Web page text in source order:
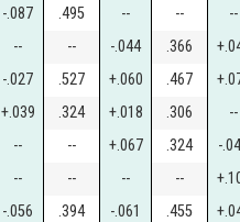
-.087 .495 -- -- --
-- -- -.044 .366
-.027 .527 +.060 .467
+.039 .324 +.018 .306 --
-- -- +.067 .324 -
-- -- -- --
-.056 .394 -.061 .455